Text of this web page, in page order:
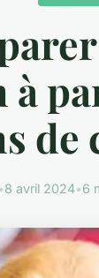
de
•8 avril 2024•6